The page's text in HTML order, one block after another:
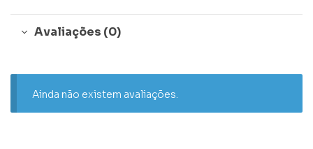
Avaliações (0)
Ainda não existem avaliações.